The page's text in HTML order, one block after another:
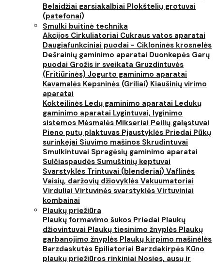
Belaidžiai garsiakalbiai Plokštelių grotuvai
(patefonai)
Smulki buitinė technika
Akcijos Cirkuliatoriai Cukraus vatos aparatai
Daugiafunkciniai puodai - Cikloninės krosnelės
Dešrainių gaminimo aparatai Duonkepės Garų
puodai Grožis ir sveikata Gruzdintuvės
(Fritiūrinės) Jogurto gaminimo aparatai
Kavamalės Kepsninės (Griliai) Kiaušinių virimo
aparatai
Kokteilinės Ledų gaminimo aparatai Ledukų
gaminimo aparatai Lygintuvai, lyginimo
sistemos Mėsmalės Mikseriai Peilių galąstuvai
Pieno putų plaktuvas Pjaustyklės Priedai Pūkų
surinkėjai Siuvimo mašinos Skrudintuvai
Smulkintuvai Spragėsių gaminimo aparatai
Sulčiaspaudės Sumuštinių keptuvai
Svarstyklės Trintuvai (blenderiai) Vaflinės
Vaisių, daržovių džiovyklės Vakuumatoriai
Virduliai Virtuvinės svarstyklės Virtuviniai
kombainai
Plaukų priežiūra
Plaukų formavimo šukos Priedai Plaukų
džiovintuvai Plaukų tiesinimo žnyplės Plaukų
garbanojimo žnyplės Plaukų kirpimo mašinėlės
Barzdaskutės Epiliatoriai Barzdakirpės Kūno
plaukų priežiūros rinkiniai Nosies, ausų ir